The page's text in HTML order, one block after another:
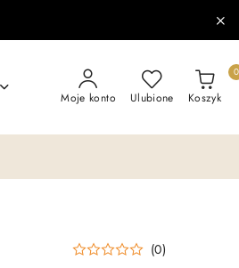
Moje konto Ulubione Koszyk
0
(0)